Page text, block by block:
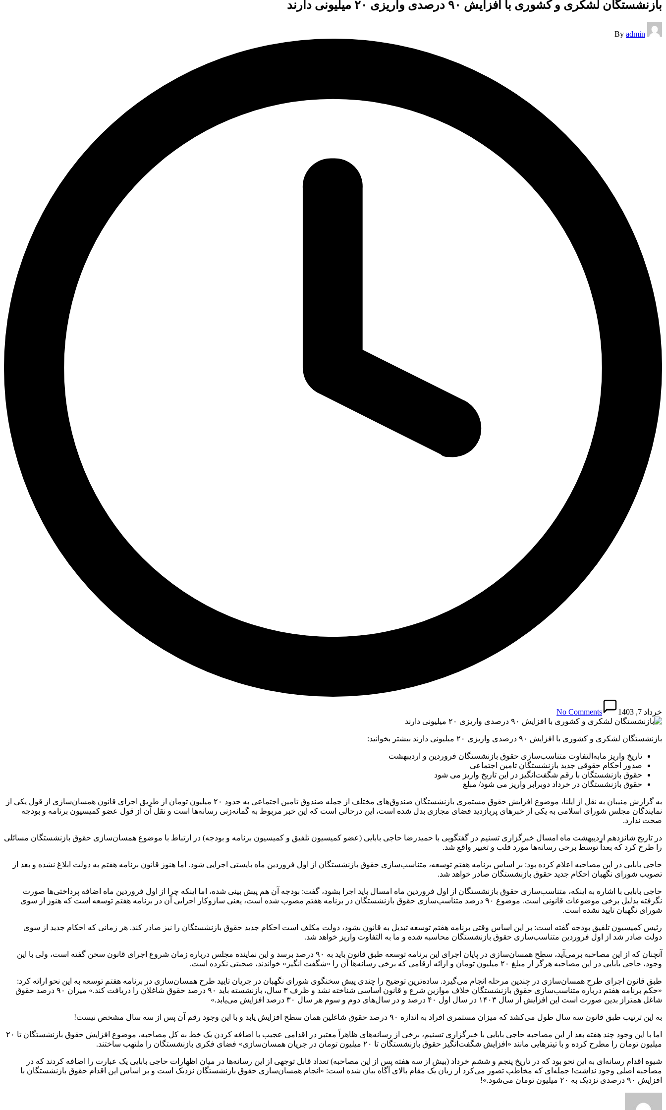
بازنشستگان لشکری و کشوری با افزایش ۹۰ درصدی واریزی ۲۰ میلیونی دارند
Posted
by
By admin
خرداد 7, 1403 No Comments
بازنشستگان لشکری و کشوری با افزایش ۹۰ درصدی واریزی ۲۰ میلیونی دارند بیشتر بخوانید:
تاریخ واریز مابه‌التفاوت متناسب‌سازی حقوق بازنشستگان فروردین و اردیبهشت
صدور احکام حقوقی جدید بازنشستگان تامین اجتماعی
حقوق بازنشستگان با رقم شگفت‌انگیز در این تاریخ واریز می شود
حقوق بازنشستگان در خرداد دوبرابر واریز می شود/ مبلغ
به گزارش منیبان به نقل از ایلنا، موضوع افزایش حقوق مستمری بازنشستگان صندوق‌های مختلف از جمله صندوق تامین اجتماعی به حدود ۲۰ میلیون تومان از طریق اجرای قانون همسان‌سازی از قول یکی از
نمایندگان مجلس شورای اسلامی به یکی از خبرهای پربازدید فضای مجازی بدل شده است، این درحالی است که این خبر مربوط به گمانه‌زنی رسانه‌ها است و نقل آن از قول عضو کمیسیون برنامه و بودجه
صحت ندارد.
در تاریخ شانزدهم اردیبهشت ماه امسال خبرگزاری تسنیم در گفتگویی با حمیدرضا حاجی بابایی (عضو کمیسیون تلفیق و کمیسیون برنامه و بودجه) در ارتباط با موضوع همسان‌سازی حقوق بازنشستگان مسائلی
را طرح کرد که بعداً توسط برخی رسانه‌ها مورد قلب و تغییر واقع شد.
حاجی بابایی در این مصاحبه اعلام کرده بود: بر اساس برنامه هفتم توسعه، متناسب‌سازی حقوق بازنشستگان از اول فروردین ماه بایستی اجرایی شود. اما هنوز قانون برنامه هفتم به دولت ابلاغ نشده و بعد از
تصویب شورای نگهبان احکام جدید حقوق بازنشستگان صادر خواهد شد.
حاجی بابایی با اشاره به اینکه، متناسب‌سازی حقوق بازنشستگان از اول فروردین ماه امسال باید اجرا بشود، گفت: بودجه آن هم پیش بینی شده، اما اینکه چرا از اول فروردین ماه اضافه پرداختی‌ها صورت
نگرفته بدلیل برخی موضوعات قانونی است. موضوع ۹۰ درصد متناسب‌سازی حقوق بازنشستگان در برنامه هفتم مصوب شده است، یعنی سازوکار اجرایی آن در برنامه هفتم توسعه است که هنوز از سوی
شورای نگهبان تایید نشده است.
رئیس کمیسیون تلفیق بودجه گفته است: بر این اساس وقتی برنامه هفتم توسعه تبدیل به قانون بشود، دولت مکلف است احکام جدید حقوق بازنشستگان را نیز صادر کند. هر زمانی که احکام جدید از سوی
دولت صادر شد از اول فروردین متناسب‌سازی حقوق بازنشستگان محاسبه شده و ما به التفاوت واریز خواهد شد.
آنچنان که از این مصاحبه برمی‌آید، سطح همسان‌سازی در پایان اجرای این برنامه توسعه طبق قانون باید به ۹۰ درصد برسد و این نماینده مجلس درباره زمان شروع اجرای قانون سخن گفته است، ولی با این
وجود، حاجی بابایی در این مصاحبه هرگز از مبلغ ۲۰ میلیون تومان و ارائه ارقامی که برخی رسانه‌ها آن را «شگفت انگیز» خواندند، صحبتی نکرده است.
طبق قانون اجرای طرح همسان‌سازی در چندین مرحله انجام می‌گیرد. ساده‌ترین توضیح را چندی پیش سخنگوی شورای نگهبان در جریان تایید طرح همسان‌سازی در برنامه هفتم توسعه به این نحو ارائه کرد:
«حکم برنامه هفتم درباره متناسب‌سازی حقوق بازنشستگان خلاف موازین شرع و قانون اساسی شناخته نشد و ظرف ۳ سال، بازنشسته باید ۹۰ درصد حقوق شاغلان را دریافت کند.» میزان ۹۰ درصد حقوق
شاغل همتراز بدین صورت است این افزایش از سال ۱۴۰۳ در سال اول ۴۰ درصد و در سال‌های دوم و سوم هر سال ۳۰ درصد افزایش می‌یابد.»
به این ترتیب طبق قانون سه سال طول می‌کشد که میزان مستمری افراد به اندازه ۹۰ درصد حقوق شاغلین همان سطح افزایش یابد و با این وجود رقم آن پس از سه سال مشخص نیست!
اما با این وجود چند هفته بعد از این مصاحبه حاجی بابایی با خبرگزاری تسنیم، برخی از رسانه‌های ظاهراً معتبر در اقدامی عجیب با اضافه کردن یک خط به کل مصاحبه، موضوع افزایش حقوق بازنشستگان تا ۲۰
میلیون تومان را مطرح کرده و با تیترهایی مانند «افزایش شگفت‌انگیز حقوق بازنشستگان تا ۲۰ میلیون تومان در جریان همسان‌سازی» فضای فکری بازنشستگان را ملتهب ساختند.
شیوه اقدام رسانه‌ای به این نحو بود که در تاریخ پنجم و ششم خرداد (بیش از سه هفته پس از این مصاحبه) تعداد قابل توجهی از این رسانه‌ها در میان اظهارات حاجی بابایی یک عبارت را اضافه کردند که در
مصاحبه اصلی وجود نداشت! جمله‌ای که مخاطب تصور می‌کرد از زبان یک مقام بالای آگاه بیان شده است: «انجام همسان‌سازی حقوق بازنشستگان نزدیک است و بر اساس این اقدام حقوق بازنشستگان با
افزایش ۹۰ درصدی نزدیک به ۲۰ میلیون تومان می‌شود.»!